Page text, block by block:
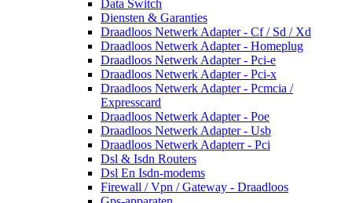
Data Switch
Diensten & Garanties
Draadloos Netwerk Adapter - Cf / Sd / Xd
Draadloos Netwerk Adapter - Homeplug
Draadloos Netwerk Adapter - Pci-e
Draadloos Netwerk Adapter - Pci-x
Draadloos Netwerk Adapter - Pcmcia /
Expresscard
Draadloos Netwerk Adapter - Poe
Draadloos Netwerk Adapter - Usb
Draadloos Netwerk Adapterr - Pci
Dsl & Isdn Routers
Dsl En Isdn-modems
Firewall / Vpn / Gateway - Draadloos